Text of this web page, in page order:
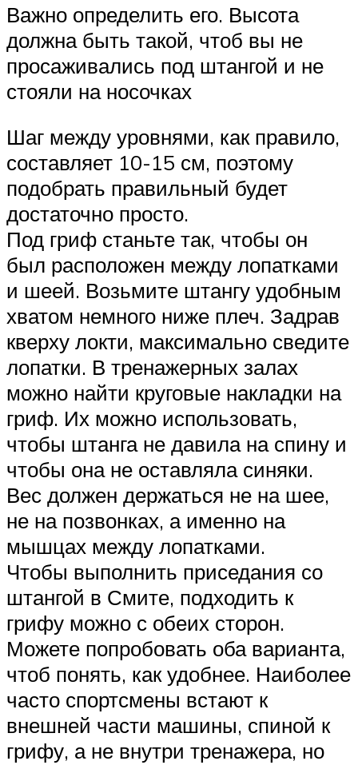
Важно определить его. Высота
должна быть такой, чтоб вы не
просаживались под штангой и не
стояли на носочках
Шаг между уровнями, как правило,
составляет 10-15 см, поэтому
подобрать правильный будет
достаточно просто.
Под гриф станьте так, чтобы он
был расположен между лопатками
и шеей. Возьмите штангу удобным
хватом немного ниже плеч. Задрав
кверху локти, максимально сведите
лопатки. В тренажерных залах
можно найти круговые накладки на
гриф. Их можно использовать,
чтобы штанга не давила на спину и
чтобы она не оставляла синяки.
Вес должен держаться не на шее,
не на позвонках, а именно на
мышцах между лопатками.
Чтобы выполнить приседания со
штангой в Смите, подходить к
грифу можно с обеих сторон.
Можете попробовать оба варианта,
чтоб понять, как удобнее. Наиболее
часто спортсмены встают к
внешней части машины, спиной к
грифу, а не внутри тренажера, но